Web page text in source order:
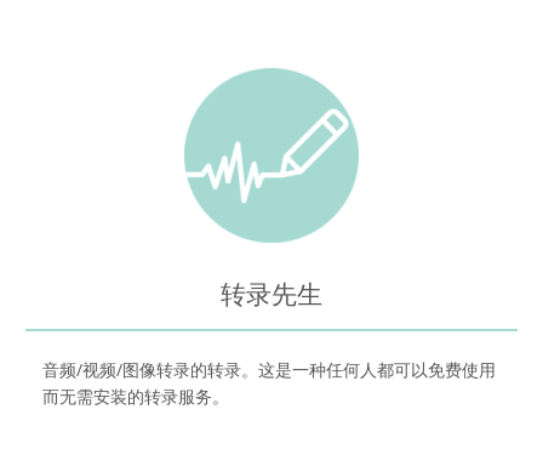
转录先生
音频/视频/图像转录的转录。这是一种任何人都可以免费使用
而无需安装的转录服务。